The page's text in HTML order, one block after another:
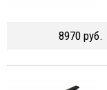
8970 руб.